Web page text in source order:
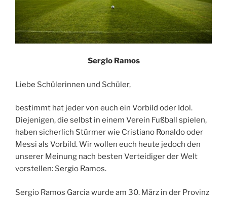
Sergio Ramos
Liebe Schülerinnen und Schüler,
bestimmt hat jeder von euch ein Vorbild oder Idol.
Diejenigen, die selbst in einem Verein Fußball spielen,
haben sicherlich Stürmer wie Cristiano Ronaldo oder
Messi als Vorbild. Wir wollen euch heute jedoch den
unserer Meinung nach besten Verteidiger der Welt
vorstellen: Sergio Ramos.
Sergio Ramos Garcia wurde am 30. März in der Provinz